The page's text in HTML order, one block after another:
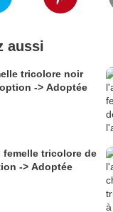
aussi
tricolore noir
-> Adoptée
tricolore de
-> Adoptée